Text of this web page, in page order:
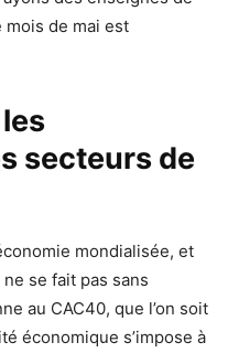
mois de mai est
secteurs de
mondialisée, et
se fait pas sans
au CAC40, que l’on soit
économique s’impose à